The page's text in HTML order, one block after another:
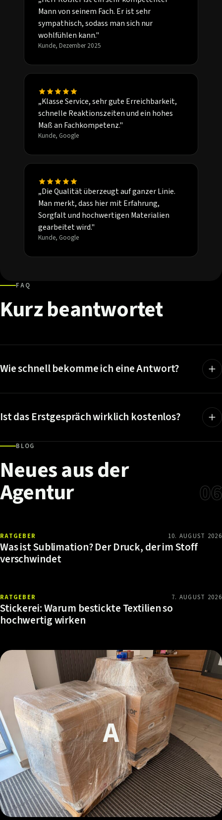
Mann von seinem Fach. Er ist sehr
sympathisch, sodass man sich nur
wohlfühlen kann."
Kunde, Dezember 2025
„Klasse Service, sehr gute Erreichbarkeit,
schnelle Reaktionszeiten und ein hohes
Maß an Fachkompetenz."
Kunde, Google
„Die Qualität überzeugt auf ganzer Linie.
Man merkt, dass hier mit Erfahrung,
Sorgfalt und hochwertigen Materialien
gearbeitet wird."
Kunde, Google
FAQ
Kurzbeantwortet
Wie schnell bekomme ich eine Antwort?
Ist das Erstgespräch wirklich kostenlos?
BLOG
Neuesausder
Agentur 06
RATGEBER 10. AUGUST 2026
Was ist Sublimation? Der Druck, der im Stoff
verschwindet
RATGEBER 7. AUGUST 2026
Stickerei: Warum bestickte Textilien so
hochwertig wirken